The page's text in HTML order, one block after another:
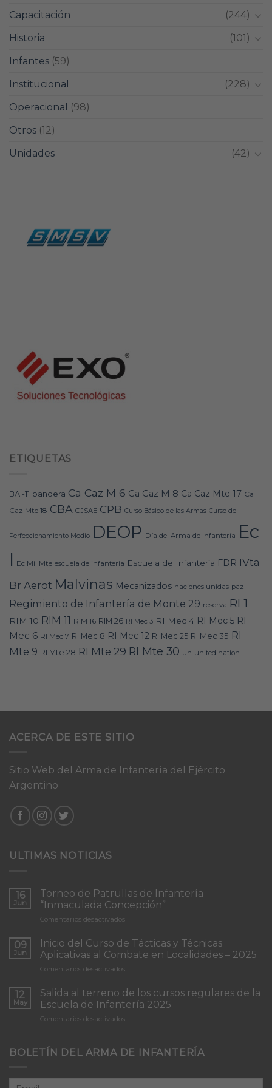
Capacitación
(244)
Historia
(101)
Infantes (59)
Institucional
(228)
Operacional
(98)
Otros (12)
Unidades
(42)
ETIQUETAS
BAI-11 bandera Ca Caz M 6 Ca Caz M 8 Ca Caz Mte 17 Ca
Caz Mte 18 CBA CJSAE CPB Curso Básico de las Armas Curso de
Perfeccionamiento Medio DEOP Día del Arma de Infantería Ec
I Ec Mil Mte escuela de infanteria Escuela de Infantería FDR IVta
Br Aerot Malvinas Mecanizados naciones unidas paz
Regimiento de Infantería de Monte 29 reserva RI 1
RIM 10 RIM 11 RIM 16 RIM 26 RI Mec 3 RI Mec 4 RI Mec 5 RI
Mec 6 RI Mec 7 RI Mec 8 RI Mec 12 RI Mec 25 RI Mec 35 RI
Mte 9 RI Mte 28 RI Mte 29 RI Mte 30 un united nation
ACERCA DE ESTE SITIO
Sitio Web del Arma de Infantería del Ejército
Argentino
ULTIMAS NOTICIAS
16
Jun
Torneo de Patrullas de Infantería
“Inmaculada Concepción”
Comentarios desactivados
Patrullas
de
Infantería
Concepción”
09
Jun
Inicio del Curso de Tácticas y Técnicas
Aplicativas al Combate en Localidades – 2025
Comentarios desactivados
del
Curso
de
Tácticas
Aplicativas
12
May
Salida al terreno de los cursos regulares de la
Escuela de Infantería 2025
Comentarios desactivados
terreno
cursos
BOLETÍN DEL ARMA DE INFANTERÍA